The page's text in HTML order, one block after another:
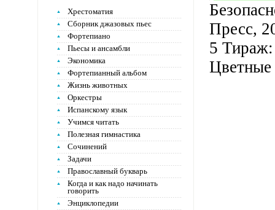
Хрестоматия
Сборник джазовых пьес
Фортепиано
Пьесы и ансамбли
Экономика
Фортепианный альбом
Жизнь животных
Оркестры
Испанскому язык
Учимся читать
Полезная гимнастика
Сочинений
Задачи
Православный букварь
Когда и как надо начинать
говорить
Энциклопедии
Пресс,
5